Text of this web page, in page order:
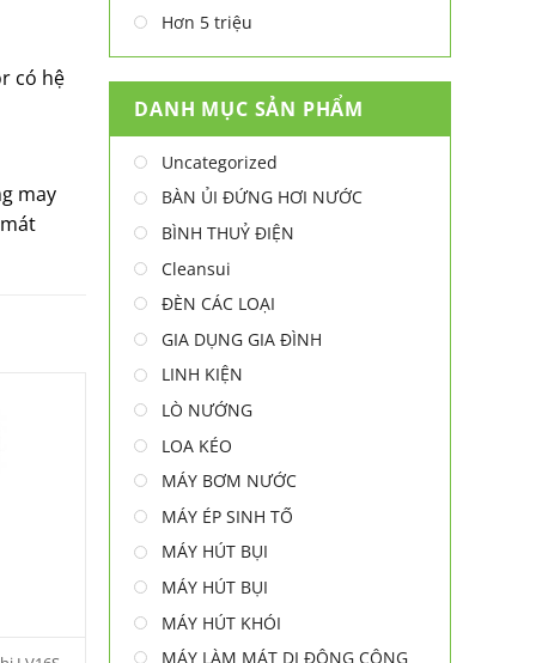
có hệ
may
Hơn 5 triệu
DANH MỤC SẢN PHẨM
Uncategorized
BÀN ỦI ĐỨNG HƠI NƯỚC
BÌNH THUỶ ĐIỆN
Cleansui
ĐÈN CÁC LOẠI
GIA DỤNG GIA ĐÌNH
LINH KIỆN
LÒ NƯỚNG
LOA KÉO
MÁY BƠM NƯỚC
MÁY ÉP SINH TỐ
MÁY HÚT BỤI
MÁY HÚT BỤI
MÁY HÚT KHÓI
MÁY LÀM MÁT DI ĐỘNG CÔNG